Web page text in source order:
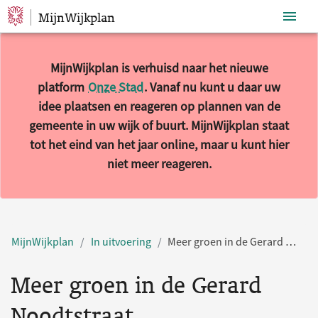
Sla navigatie over
MijnWijkplan
MijnWijkplan is verhuisd naar het nieuwe
platform Onze Stad. Vanaf nu kunt u daar uw
idee plaatsen en reageren op plannen van de
gemeente in uw wijk of buurt. MijnWijkplan staat
tot het eind van het jaar online, maar u kunt hier
niet meer reageren.
MijnWijkplan In uitvoering Meer groen in de Gerard Noodtstraat
Meer groen in de Gerard